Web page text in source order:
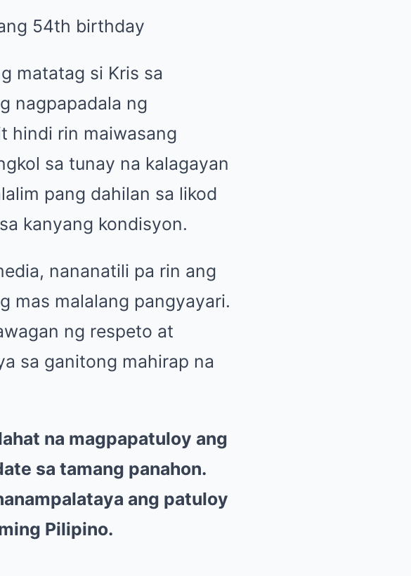
matatag si Kris sa
nagpapadala ng
hindi rin maiwasang
sa tunay na kalagayan
pang dahilan sa likod
kanyang kondisyon.
nananatili pa rin ang
mas malalang pangyayari.
ng respeto at
sa ganitong mahirap na
na magpapatuloy ang
sa tamang panahon.
ang patuloy
Pilipino.